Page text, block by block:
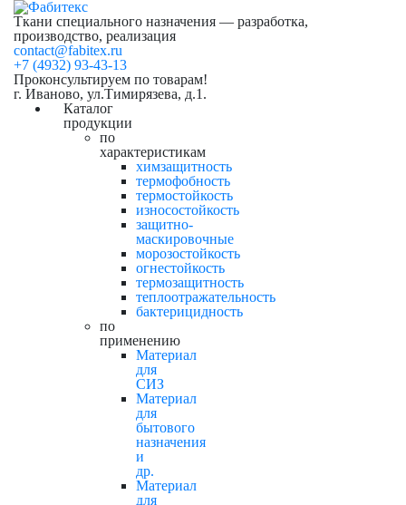
Ткани специального назначения — разработка,
производство, реализация
contact@fabitex.ru
+7 (4932) 93-43-13
Проконсультируем по товарам!
г. Иваново, ул.Тимирязева, д.1.
Каталог
продукции
по
характеристикам
химзащитность
термофобность
термостойкость
износостойкость
защитно-
маскировочные
морозостойкость
огнестойкость
термозащитность
теплоотражательность
бактерицидность
по
применению
Материал
для
СИЗ
Материал
для
бытового
назначения
и
др.
Материал
для